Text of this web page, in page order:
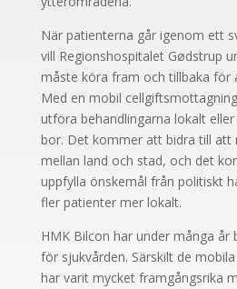
När patienterna går igenom ett
vill Regionshospitalet Gødstrup
måste köra fram och tillbaka för
Med en mobil
utföra behandlingarna lokalt
bor. Det kommer att bidra till att
mellan land och stad, och det
uppfylla önskemål från politiskt
fler patienter mer lokalt.
HMK Bilcon har under många år
för sjukvården. Särskilt de
har varit mycket framgångsrika